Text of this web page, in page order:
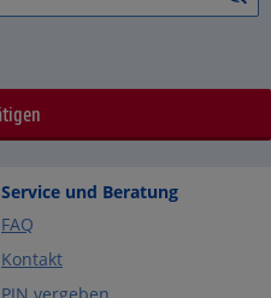
Service und Beratung
FAQ
Kontakt